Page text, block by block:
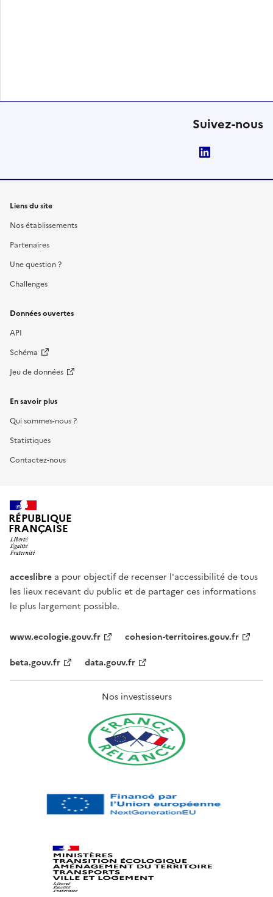
Suivez-nous
Liens du site
Nos établissements
Partenaires
Une question ?
Challenges
Données ouvertes
API
Schéma
Jeu de données
En savoir plus
Qui sommes-nous ?
Statistiques
Contactez-nous
RÉPUBLIQUE
FRANÇAISE
acceslibre a pour objectif de recenser l'accessibilité de tous
les lieux recevant du public et de partager ces informations
le plus largement possible.
www.ecologie.gouv.fr
cohesion-territoires.gouv.fr
beta.gouv.fr
data.gouv.fr
Nos investisseurs